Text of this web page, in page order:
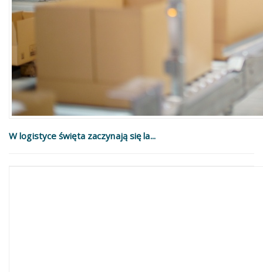
W logistyce święta zaczynają się la...